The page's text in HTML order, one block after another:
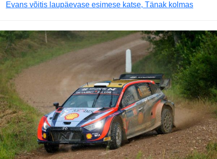
Evans võitis laupäevase esimese katse, Tänak kolmas